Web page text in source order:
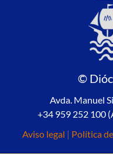
©
Avda. Manuel
+34 959 252 100
Aviso legal | Política